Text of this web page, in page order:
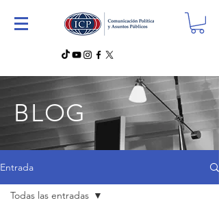
BLOG
Entrada
Todas las entradas